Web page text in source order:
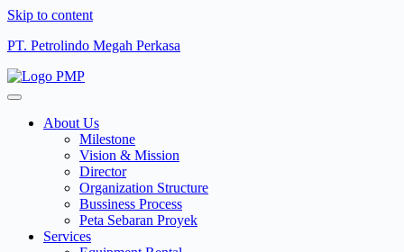
Skip to content
PT. Petrolindo Megah Perkasa
About Us
Milestone
Vision & Mission
Director
Organization Structure
Bussiness Process
Peta Sebaran Proyek
Services